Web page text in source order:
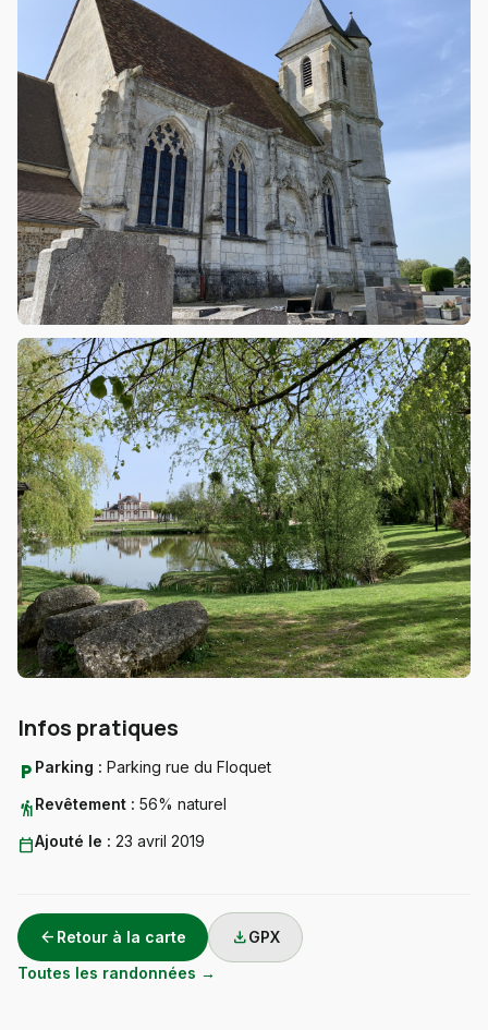
Infos pratiques
local_parking Parking : Parking rue du Floquet
hikingRevêtement : 56% naturel
calendar_todayAjouté le : 23 avril 2019
arrow_back Retour à la carte downloadGPX
Toutes les randonnées →